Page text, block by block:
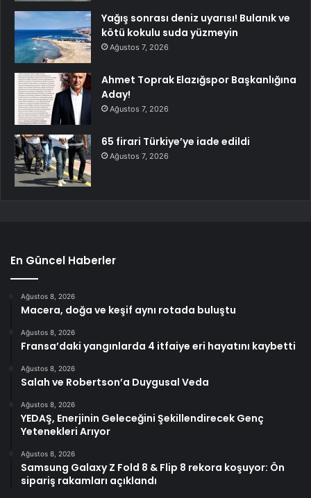
Yağış sonrası deniz uyarısı! Bulanık ve
kötü kokulu suda yüzmeyin
Ağustos 7, 2026
Ahmet Toprak Elazığspor Başkanlığına
Aday!
Ağustos 7, 2026
65 firari Türkiye’ye iade edildi
Ağustos 7, 2026
En Güncel Haberler
Ağustos 8, 2026
Macera, doğa ve keşif aynı rotada buluştu
Ağustos 8, 2026
Fransa’daki yangınlarda 4 itfaiye eri hayatını kaybetti
Ağustos 8, 2026
Salah ve Robertson’a Duygusal Veda
Ağustos 8, 2026
YEDAŞ, Enerjinin Geleceğini Şekillendirecek Genç
Yetenekleri Arıyor
Ağustos 8, 2026
Samsung Galaxy Z Fold 8 & Flip 8 rekora koşuyor: Ön
sipariş rakamları açıklandı